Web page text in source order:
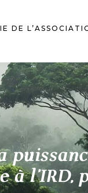
DE
à